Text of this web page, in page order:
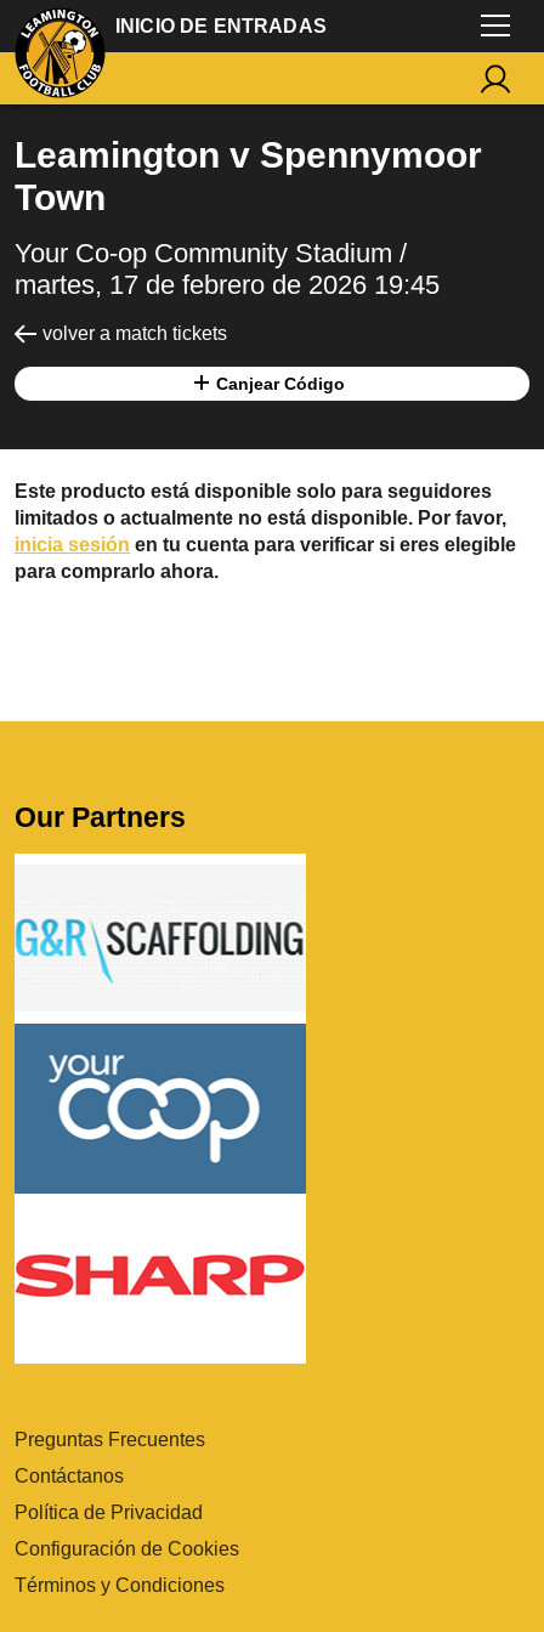
INICIO DE ENTRADAS
Leamington v Spennymoor
Town
Your Co-op Community Stadium /
martes, 17 de febrero de 2026 19:45
volver a match tickets
Canjear Código
Este producto está disponible solo para seguidores
limitados o actualmente no está disponible. Por favor,
inicia sesión en tu cuenta para verificar si eres elegible
para comprarlo ahora.
Preguntas Frecuentes
Contáctanos
Política de Privacidad
Configuración de Cookies
Términos y Condiciones
Our Partners